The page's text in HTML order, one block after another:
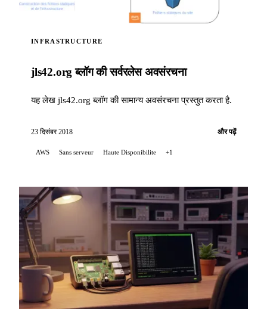
INFRASTRUCTURE
jls42.org ब्लॉग की सर्वरलेस अवसंरचना
यह लेख jls42.org ब्लॉग की सामान्य अवसंरचना प्रस्तुत करता है.
23 दिसंबर 2018 और पढ़ें
AWS Sans serveur Haute Disponibilite +1